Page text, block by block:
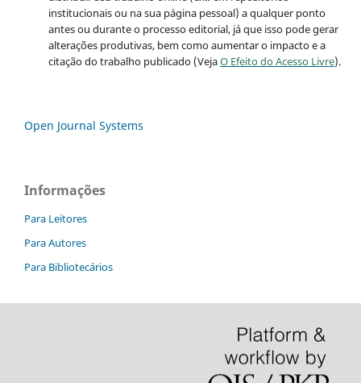
institucionais ou na sua página pessoal) a qualquer ponto
antes ou durante o processo editorial, já que isso pode gerar
alterações produtivas, bem como aumentar o impacto e a
citação do trabalho publicado (VejaO Efeito do Acesso Livre).
Open Journal Systems
Informações
Para Leitores
Para Autores
Para Bibliotecários